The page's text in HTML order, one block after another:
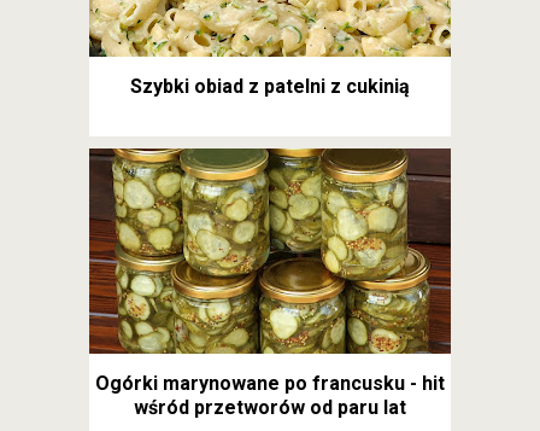
Szybki obiad z patelni z cukinią
Ogórki marynowane po francusku - hit
wśród przetworów od paru lat